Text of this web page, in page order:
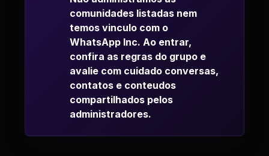
comunidades listadas nem
temos vinculo com o
WhatsApp Inc. Ao entrar,
confira as regras do grupo e
avalie com cuidado conversas,
contatos e conteudos
compartilhados pelos
administradores.